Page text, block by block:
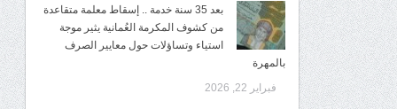
بعد 35 سنة خدمة .. إسقاط معلمة متقاعدة
من كشوف المكرمة العُمانية يثير موجة
استياء وتساؤلات حول معايير الصرف
بالمهرة
فبراير 22, 2026